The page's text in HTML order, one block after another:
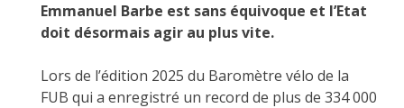
Emmanuel Barbe est sans équivoque et l’Etat
doit désormais agir au plus vite.
Lors de l’édition 2025 du Baromètre vélo de la
FUB qui a enregistré un record de plus de 334 000